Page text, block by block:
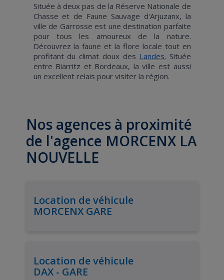
Située à deux pas de la Réserve Nationale de
Chasse et de Faune Sauvage d'Arjuzanx, la
ville de Garrosse est une destination parfaite
pour tous les amoureux de la nature.
Découvrez la faune et la flore locale tout en
profitant du climat doux des Landes. Située
entre Biarritz et Bordeaux, la ville est aussi
un excellent relais pour visiter la région.
Nos agences à proximité
de l'agence MORCENX LA
NOUVELLE
Location de véhicule
MORCENX GARE
Location de véhicule
DAX - GARE